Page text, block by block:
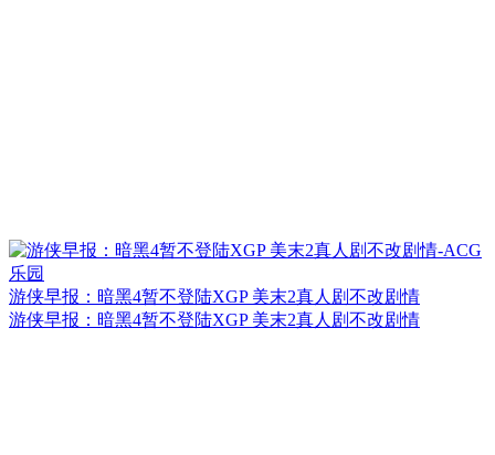
游侠早报：暗黑4暂不登陆XGP 美末2真人剧不改剧情
游侠早报：暗黑4暂不登陆XGP 美末2真人剧不改剧情